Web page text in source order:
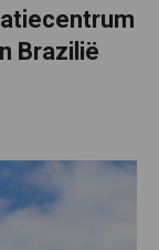
Brazilië